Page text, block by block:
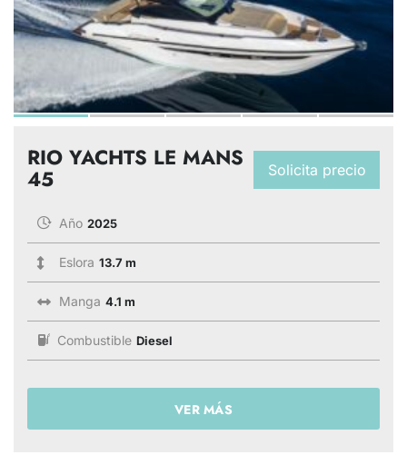
Solicita precio
RIO YACHTS LE MANS
45
Año 2025
Eslora 13.7 m
Manga 4.1 m
Combustible Diesel
VER MÁS